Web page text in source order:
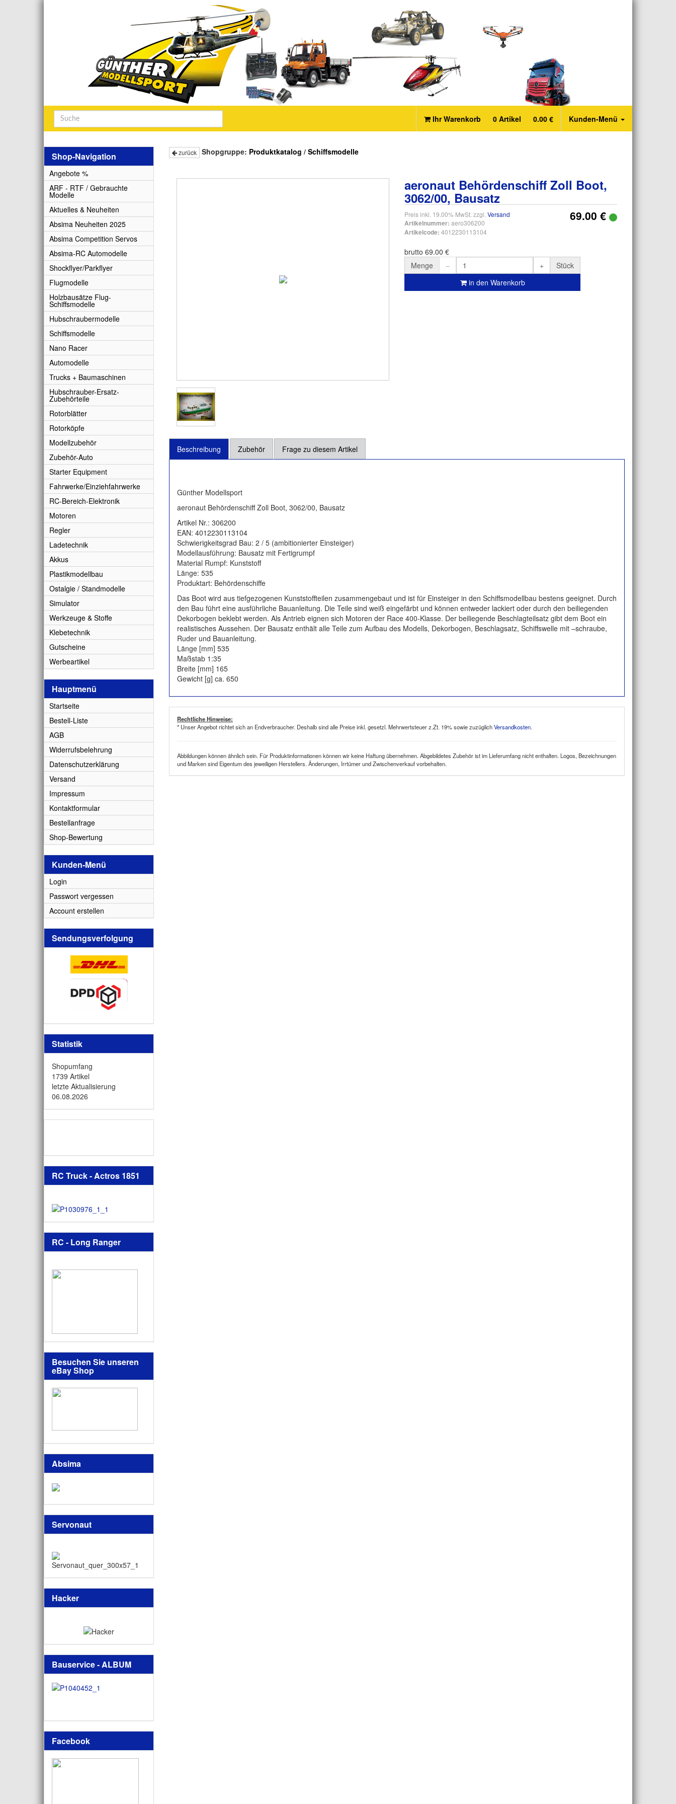
Ihr Warenkorb 0 Artikel 0.00 € Kunden-Menü
zurück Shopgruppe: Produktkatalog / Schiffsmodelle
aeronaut Behördenschiff Zoll Boot,
3062/00, Bausatz
Preis inkl. 19.00% MwSt. zzgl. Versand
Artikelnummer: aero306200
Artikelcode: 4012230113104
69.00 €
brutto 69.00 €
Menge
Stück
in den Warenkorb
Beschreibung Zubehör Frage zu diesem Artikel
Günther Modellsport
aeronaut Behördenschiff Zoll Boot, 3062/00, Bausatz
Artikel Nr.: 306200
EAN: 4012230113104
Schwierigkeitsgrad Bau: 2 / 5 (ambitionierter Einsteiger)
Modellausführung: Bausatz mit Fertigrumpf
Material Rumpf: Kunststoff
Länge: 535
Produktart: Behördenschiffe
Das Boot wird aus tiefgezogenen Kunststoffteilen zusammengebaut und ist für Einsteiger in den Schiffsmodellbau bestens geeignet. Durch
den Bau führt eine ausführliche Bauanleitung. Die Teile sind weiß eingefärbt und können entweder lackiert oder durch den beiliegenden
Dekorbogen beklebt werden. Als Antrieb eignen sich Motoren der Race 400-Klasse. Der beiliegende Beschlagteilsatz gibt dem Boot ein
realistisches Aussehen. Der Bausatz enthält alle Teile zum Aufbau des Modells, Dekorbogen, Beschlagsatz, Schiffswelle mit –schraube,
Ruder und Bauanleitung.
Länge [mm] 535
Maßstab 1:35
Breite [mm] 165
Gewicht [g] ca. 650
Rechtliche Hinweise:
* Unser Angebot richtet sich an Endverbraucher. Deshalb sind alle Preise inkl. gesetzl. Mehrwertsteuer z.Zt. 19% sowie zuzüglichVersandkosten.
Abbildungen können ähnlich sein. Für Produktinformationen können wir keine Haftung übernehmen. Abgebildetes Zubehör ist im Lieferumfang nicht enthalten. Logos, Bezeichnungen
und Marken sind Eigentum des jeweiligen Herstellers. Änderungen, Irrtümer und Zwischenverkauf vorbehalten.
Shop-Navigation
Angebote %
ARF - RTF / Gebrauchte
Modelle
Aktuelles & Neuheiten
Absima Neuheiten 2025
Absima Competition Servos
Absima-RC Automodelle
Shockflyer/Parkflyer
Flugmodelle
Holzbausätze Flug-
Schiffsmodelle
Hubschraubermodelle
Schiffsmodelle
Nano Racer
Automodelle
Trucks + Baumaschinen
Hubschrauber-Ersatz-
Zubehörteile
Rotorblätter
Rotorköpfe
Modellzubehör
Zubehör-Auto
Starter Equipment
Fahrwerke/Einziehfahrwerke
RC-Bereich-Elektronik
Motoren
Regler
Ladetechnik
Akkus
Plastikmodellbau
Ostalgie / Standmodelle
Simulator
Werkzeuge & Stoffe
Klebetechnik
Gutscheine
Werbeartikel
Hauptmenü
Startseite
Bestell-Liste
AGB
Widerrufsbelehrung
Datenschutzerklärung
Versand
Impressum
Kontaktformular
Bestellanfrage
Shop-Bewertung
Kunden-Menü
Login
Passwort vergessen
Account erstellen
Sendungsverfolgung
Statistik
Shopumfang
1739 Artikel
letzte Aktualisierung
06.08.2026
RC Truck - Actros 1851
RC - Long Ranger
Besuchen Sie unseren
eBay Shop
Absima
Servonaut
Hacker
Bauservice - ALBUM
Facebook